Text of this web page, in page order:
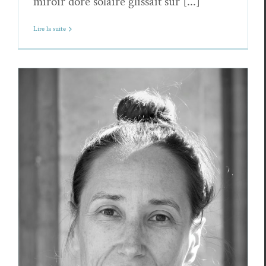
Lire la suite
Caro Giraud,Le Lac